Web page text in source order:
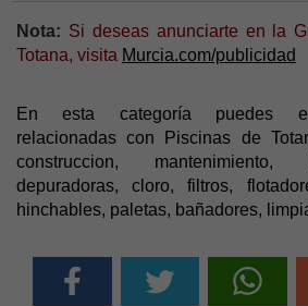
Nota: Si deseas anunciarte en la
Totana, visita Murcia.com/publicidad
En esta categoría puedes
relacionadas con Piscinas de
construccion, mantenimiento,
depuradoras, cloro, filtros,
hinchables, paletas, bañadores,